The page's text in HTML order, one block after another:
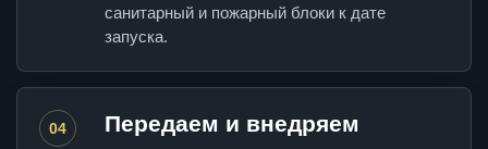
санитарный и пожарный блоки к дате
запуска.
04 Передаем и внедряем